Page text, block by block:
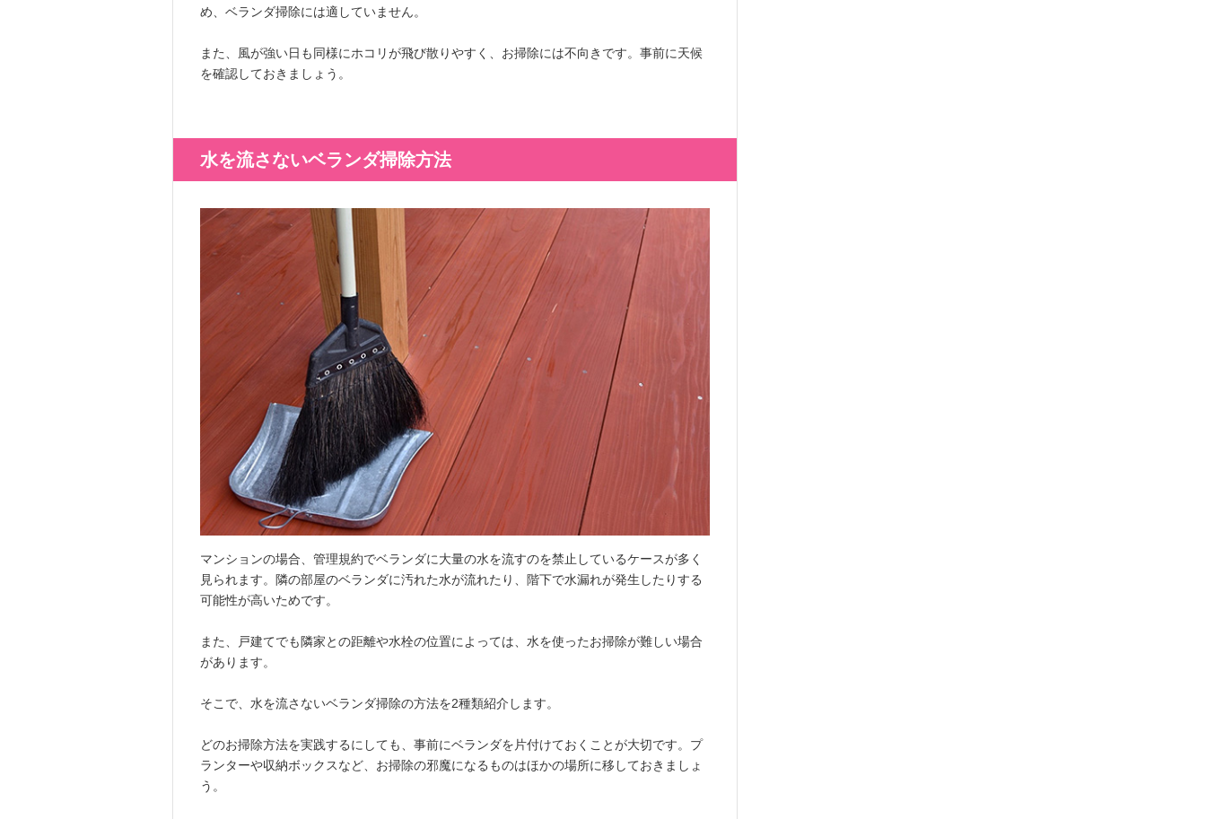
め、ベランダ掃除には適していません。
また、風が強い日も同様にホコリが飛び散りやすく、お掃除には不向きです。事前に天候
を確認しておきましょう。
水を流さないベランダ掃除方法
マンションの場合、管理規約でベランダに大量の水を流すのを禁止しているケースが多く
見られます。隣の部屋のベランダに汚れた水が流れたり、階下で水漏れが発生したりする
可能性が高いためです。
また、戸建てでも隣家との距離や水栓の位置によっては、水を使ったお掃除が難しい場合
があります。
そこで、水を流さないベランダ掃除の方法を2種類紹介します。
どのお掃除方法を実践するにしても、事前にベランダを片付けておくことが大切です。プ
ランターや収納ボックスなど、お掃除の邪魔になるものはほかの場所に移しておきましょ
う。